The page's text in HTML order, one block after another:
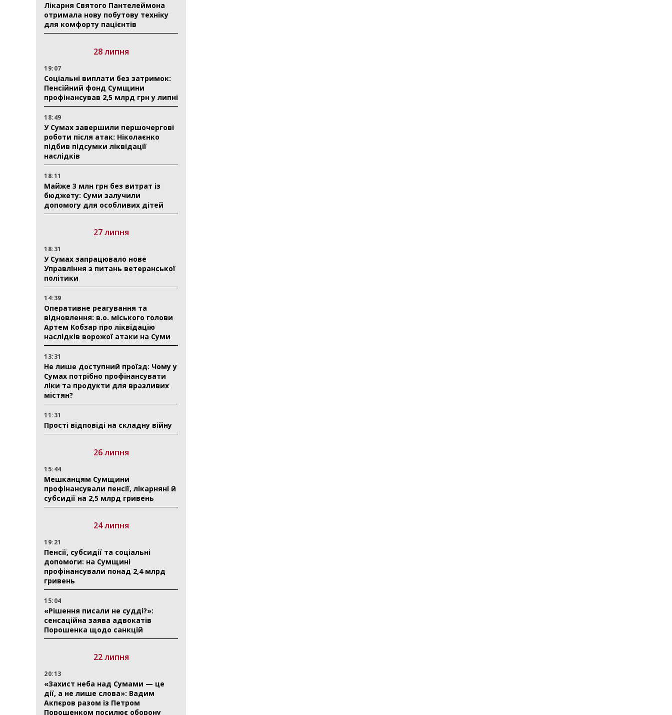
Лікарня Святого Пантелеймона
отримала нову побутову техніку
для комфорту пацієнтів
28 липня
19:07
Соціальні виплати без затримок:
Пенсійний фонд Сумщини
профінансував 2,5 млрд грн у липні
18:49
У Сумах завершили першочергові
роботи після атак: Ніколаєнко
підбив підсумки ліквідації
наслідків
18:11
Майже 3 млн грн без витрат із
бюджету: Суми залучили
допомогу для особливих дітей
27 липня
18:31
У Сумах запрацювало нове
Управління з питань ветеранської
політики
14:39
Оперативне реагування та
відновлення: в.о. міського голови
Артем Кобзар про ліквідацію
наслідків ворожої атаки на Суми
13:31
Не лише доступний проїзд: Чому у
Сумах потрібно профінансувати
ліки та продукти для вразливих
містян?
11:31
Прості відповіді на складну війну
26 липня
15:44
Мешканцям Сумщини
профінансували пенсії, лікарняні й
субсидії на 2,5 млрд гривень
24 липня
19:21
Пенсії, субсидії та соціальні
допомоги: на Сумщині
профінансували понад 2,4 млрд
гривень
15:04
«Рішення писали не судді?»:
сенсаційна заява адвокатів
Порошенка щодо санкцій
22 липня
20:13
«Захист неба над Сумами — це
дії, а не лише слова»: Вадим
Акпєров разом із Петром
Порошенком посилює оборону